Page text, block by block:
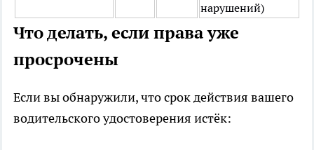
нарушений)
Что делать, если права уже
просрочены
Если вы обнаружили, что срок действия вашего
водительского удостоверения истёк: